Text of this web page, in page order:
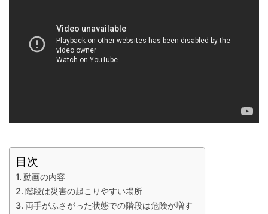
目次
動画の内容
階段は災害の起こりやすい場所
両手がふさがった状態での階段は危険が増す